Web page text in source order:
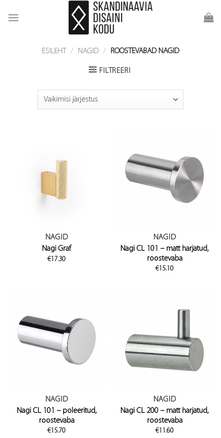
ESILEHT / NAGID / ROOSTEVABAD NAGID
FILTREERI
NAGID
Nagi Graf
€17.30
NAGID
Nagi CL 101 – matt harjatud,
roostevaba
€ 15.10
NAGID
Nagi CL 101 – poleeritud,
roostevaba
€ 15.70
NAGID
Nagi CL 200 – matt harjatud,
roostevaba
€ 11.60